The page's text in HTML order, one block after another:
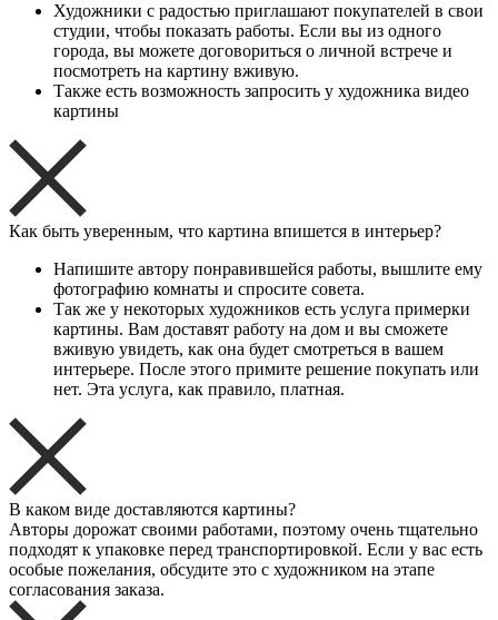
Художники с радостью приглашают покупателей в свои
студии, чтобы показать работы. Если вы из одного
города, вы можете договориться о личной встрече и
посмотреть на картину вживую.
Также есть возможность запросить у художника видео
картины
Как быть уверенным, что картина впишется в интерьер?
Напишите автору понравившейся работы, вышлите ему
фотографию комнаты и спросите совета.
Так же у некоторых художников есть услуга примерки
картины. Вам доставят работу на дом и вы сможете
вживую увидеть, как она будет смотреться в вашем
интерьере. После этого примите решение покупать или
нет. Эта услуга, как правило, платная.
В каком виде доставляются картины?
Авторы дорожат своими работами, поэтому очень тщательно
подходят к упаковке перед транспортировкой. Если у вас есть
особые пожелания, обсудите это с художником на этапе
согласования заказа.